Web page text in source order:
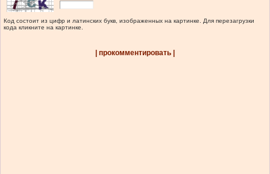
Код состоит из цифр и латинских букв, изображенных на картинке. Для перезагрузки
кода кликните на картинке.
| прокомментировать |